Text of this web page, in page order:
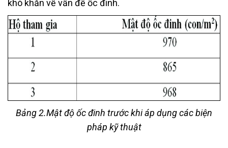
khó khăn về vấn đề ốc đinh.
Bảng 2.Mật độ ốc đinh trước khi áp dụng các biện
pháp kỹ thuật